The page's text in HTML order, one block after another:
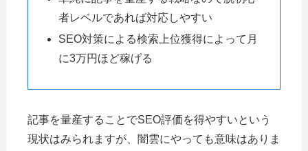
者レベルであれば対応しやすい
SEO対策による検索上位獲得によって月
に3万円ほど稼げる
記事を量産することでSEO評価を得やすいという
現状はみられますが、闇雲にやっても意味はありま